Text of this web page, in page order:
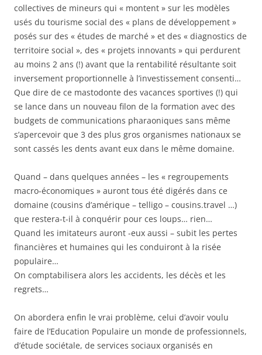
collectives de mineurs qui « montent » sur les modèles
usés du tourisme social des « plans de développement »
posés sur des « études de marché » et des « diagnostics de
territoire social », des « projets innovants » qui perdurent
au moins 2 ans (!) avant que la rentabilité résultante soit
inversement proportionnelle à l’investissement consenti…
Que dire de ce mastodonte des vacances sportives (!) qui
se lance dans un nouveau filon de la formation avec des
budgets de communications pharaoniques sans même
s’apercevoir que 3 des plus gros organismes nationaux se
sont cassés les dents avant eux dans le même domaine.
Quand – dans quelques années – les « regroupements
macro-économiques » auront tous été digérés dans ce
domaine (cousins d’amérique – telligo – cousins.travel …)
que restera-t-il à conquérir pour ces loups… rien…
Quand les imitateurs auront -eux aussi – subit les pertes
financières et humaines qui les conduiront à la risée
populaire…
On comptabilisera alors les accidents, les décès et les
regrets…
On abordera enfin le vrai problème, celui d’avoir voulu
faire de l’Education Populaire un monde de professionnels,
d’étude sociétale, de services sociaux organisés en